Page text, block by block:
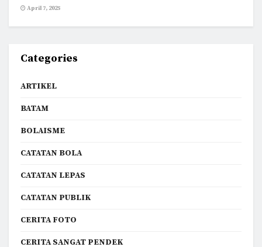
April 7, 2025
Categories
ARTIKEL
BATAM
BOLAISME
CATATAN BOLA
CATATAN LEPAS
CATATAN PUBLIK
CERITA FOTO
CERITA SANGAT PENDEK